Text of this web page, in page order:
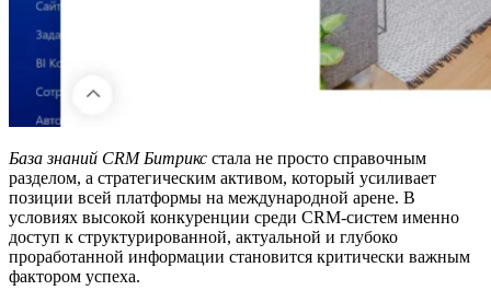
База знаний CRM Битрикс стала не просто справочным
разделом, а стратегическим активом, который усиливает
позиции всей платформы на международной арене. В
условиях высокой конкуренции среди CRM-систем именно
доступ к структурированной, актуальной и глубоко
проработанной информации становится критически важным
фактором успеха.